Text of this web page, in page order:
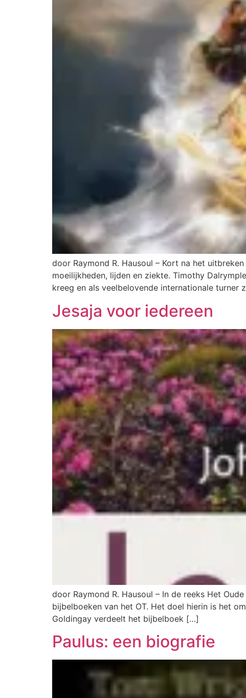
door Raymond R. Hausoul – Kort na het
moeilijkheden, lijden en ziekte. Timothy
kreeg en als veelbelovende internationale
Jesaja voor iedereen
door Raymond R. Hausoul – In de reeks Het
bijbelboeken van het OT. Het doel hierin is het
Goldingay verdeelt het bijbelboek […]
Paulus: een biografie